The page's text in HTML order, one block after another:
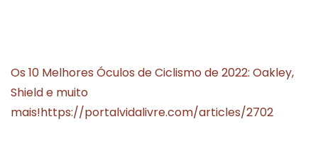
Os 10 Melhores Óculos de Ciclismo de 2022: Oakley,
Shield e muito
mais!https://portalvidalivre.com/articles/2702